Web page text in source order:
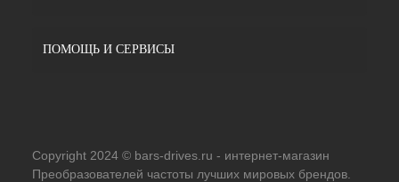
ПОМОЩЬ И СЕРВИСЫ
Copyright 2024 © bars-drives.ru - интернет-магазин
Преобразователей частоты лучших мировых брендов.